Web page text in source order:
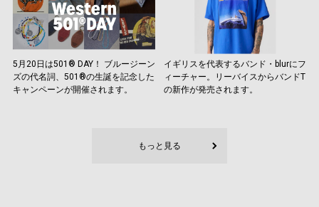
5月20日は501® DAY！ ブルージーン
ズの代名詞、501®の生誕を記念した
キャンペーンが開催されます。
イギリスを代表するバンド・blurにフ
ィーチャー。リーバイスからバンドT
の新作が発売されます。
もっと見る